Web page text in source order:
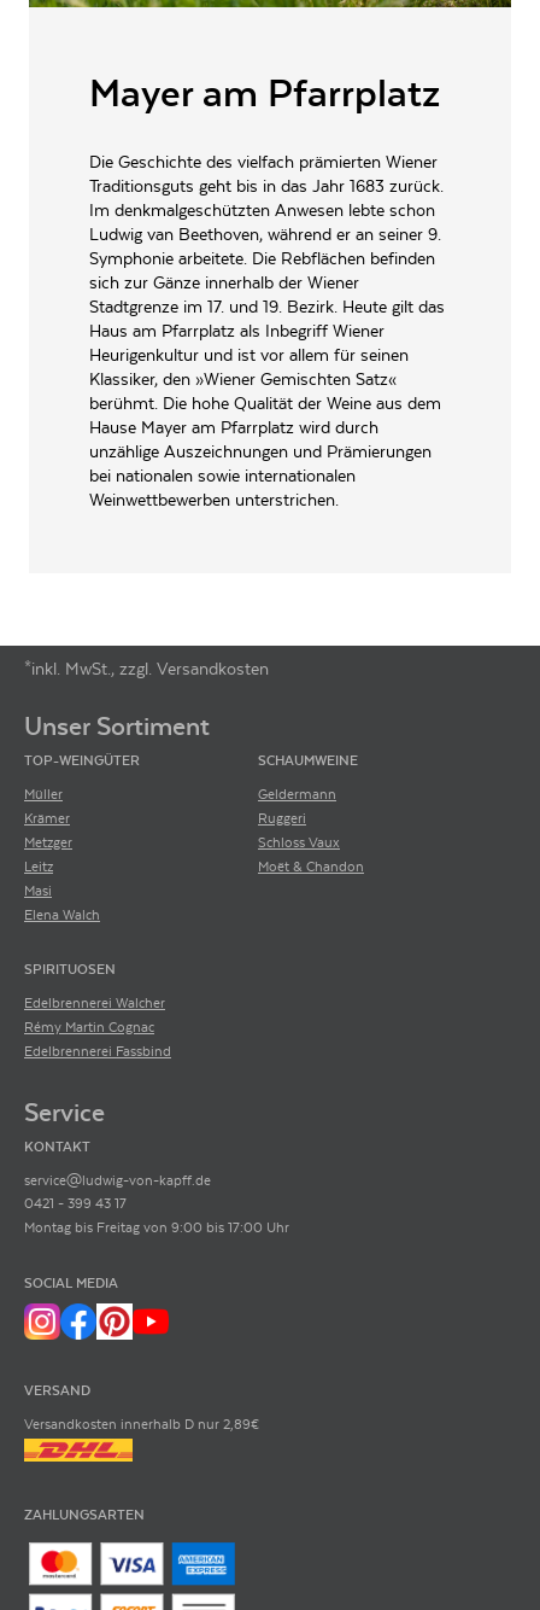
PRODUKTTYP Entalkoholisierter Wein
PRODUZENT / ABFÜLLER / HERSTELLER
Mayer am Pfarrplatz,
Kuchelauer Hafenstrasse 175
A-1190 Wien
WEINTYPGESCHMACK Lieblich
9003979014314
ARTIKELNUMMER 192021
Mayer am Pfarrplatz
Die Geschichte des vielfach prämierten Wiener
Traditionsguts geht bis in das Jahr 1683 zurück.
Im denkmalgeschützten Anwesen lebte schon
Ludwig van Beethoven, während er an seiner 9.
Symphonie arbeitete. Die Rebflächen befinden
sich zur Gänze innerhalb der Wiener
Stadtgrenze im 17. und 19. Bezirk. Heute gilt das
Haus am Pfarrplatz als Inbegriff Wiener
Heurigenkultur und ist vor allem für seinen
Klassiker, den »Wiener Gemischten Satz«
berühmt. Die hohe Qualität der Weine aus dem
Hause Mayer am Pfarrplatz wird durch
unzählige Auszeichnungen und Prämierungen
bei nationalen sowie internationalen
Weinwettbewerben unterstrichen.
*inkl. MwSt., zzgl. Versandkosten
Unser Sortiment
TOP-WEINGÜTER
Müller
Krämer
Metzger
Leitz
Masi
Elena Walch
SCHAUMWEINE
Geldermann
Ruggeri
Schloss Vaux
Moët & Chandon
SPIRITUOSEN
Edelbrennerei Walcher
Rémy Martin Cognac
Edelbrennerei Fassbind
Service
KONTAKT
service@ludwig-von-kapff.de
0421 - 399 43 17
Montag bis Freitag von 9:00 bis 17:00 Uhr
SOCIAL MEDIA
VERSAND
Versandkosten innerhalb D nur 2,89€
ZAHLUNGSARTEN